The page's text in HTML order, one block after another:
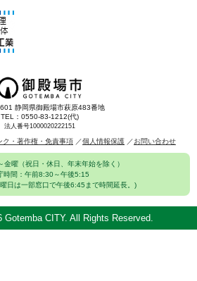
静岡県御殿場市萩原483番地
TEL：0550-83-1212(代)
法人番号1000020222151
ク・著作権・免責事項 個人情報保護 お問い合わせ
金曜（祝日・休日、年末年始を除く）
時間：午前8:30～午後5:15
曜日は一部窓口で午後6:45まで時間延長。)
Gotemba CITY. All Rights Reserved.